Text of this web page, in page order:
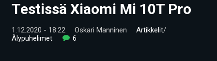
UUTISET
ARTIKKELIT
Testissä Xiaomi Mi 10T Pro
1.12.2020 - 18:22 Oskari Manninen Artikkelit/
Älypuhelimet
6